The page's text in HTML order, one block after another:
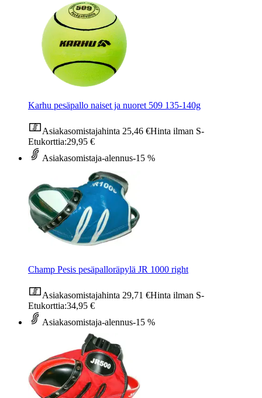
Karhu pesäpallo naiset ja nuoret 509 135-140g
Asiakasomistajahinta 25,46 €Hinta ilman S-
Etukorttia:29,95 €
Asiakasomistaja-alennus-15 %
Champ Pesis pesäpalloräpylä JR 1000 right
Asiakasomistajahinta 29,71 €Hinta ilman S-
Etukorttia:34,95 €
Asiakasomistaja-alennus-15 %